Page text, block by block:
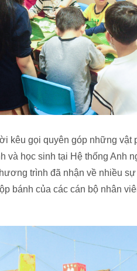
kêu gọi quyên góp những vật
và học sinh tại Hệ thống Anh
trình đã nhận về nhiều
bánh của các cán bộ nhân